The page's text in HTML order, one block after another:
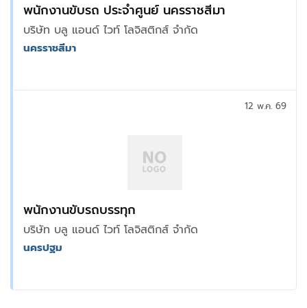
พนักงานขับรถ ประจำศูนย์ นครราชสีมา
บริษัท บลู แอนด์ ไวท์ โลจิสติกส์ จำกัด
นครราชสีมา
พนักงานขับรถบรรทุก
บริษัท บลู แอนด์ ไวท์ โลจิสติกส์ จำกัด
12 พ.ค. 69
นครปฐม